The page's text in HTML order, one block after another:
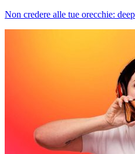
Non credere alle tue orecchie: